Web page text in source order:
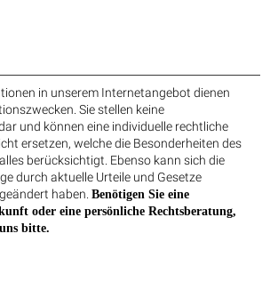
in unserem Internetangebot dienen
Sie stellen keine
und können eine individuelle rechtliche
ersetzen, welche die Besonderheiten des
berücksichtigt. Ebenso kann sich die
durch aktuelle Urteile und Gesetze
haben. Benötigen Sie eine
oder eine persönliche Rechtsberatung,
bitte.